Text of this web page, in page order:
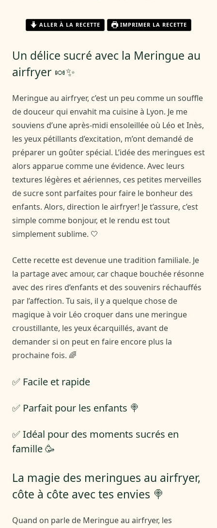
ALLER À LA RECETTE IMPRIMER LA RECETTE
Un délice sucré avec la Meringue au
airfryer 🍬✨
Meringue au airfryer, c’est un peu comme un souffle
de douceur qui envahit ma cuisine à Lyon. Je me
souviens d’une après-midi ensoleillée où Léo et Inès,
les yeux pétillants d’excitation, m’ont demandé de
préparer un goûter spécial. L’idée des meringues est
alors apparue comme une évidence. Avec leurs
textures légères et aériennes, ces petites merveilles
de sucre sont parfaites pour faire le bonheur des
enfants. Alors, direction le airfryer! Je t’assure, c’est
simple comme bonjour, et le rendu est tout
simplement sublime. 🤍
Cette recette est devenue une tradition familiale. Je
la partage avec amour, car chaque bouchée résonne
avec des rires d’enfants et des souvenirs réchauffés
par l’affection. Tu sais, il y a quelque chose de
magique à voir Léo croquer dans une meringue
croustillante, les yeux écarquillés, avant de
demander si on peut en faire encore plus la
prochaine fois. 🌈
✅ Facile et rapide
✅ Parfait pour les enfants 🍭
✅ Idéal pour des moments sucrés en
famille 🥳
La magie des meringues au airfryer,
côte à côte avec tes envies 🍭
Quand on parle de Meringue au airfryer, les